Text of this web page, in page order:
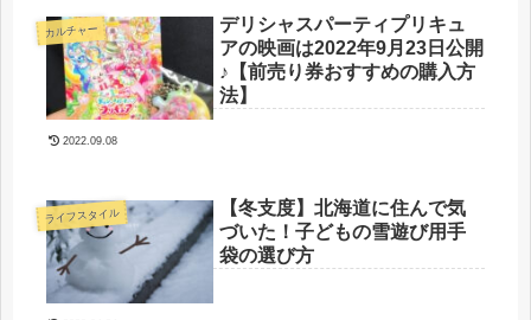
カルチャー
デリシャスパーティプリキュ
アの映画は2022年9月23日公開
♪【前売り券おすすめの購入方
法】
2022.09.08
ライフスタイル
【冬支度】北海道に住んで気
づいた！子どもの雪遊び用手
袋の選び方